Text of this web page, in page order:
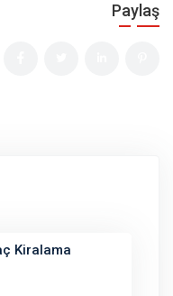
Paylaş
Kiralama